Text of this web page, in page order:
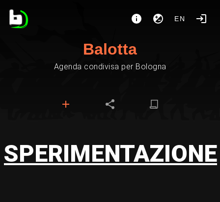
EN
Balotta
Agenda condivisa per Bologna
SPERIMENTAZIONE